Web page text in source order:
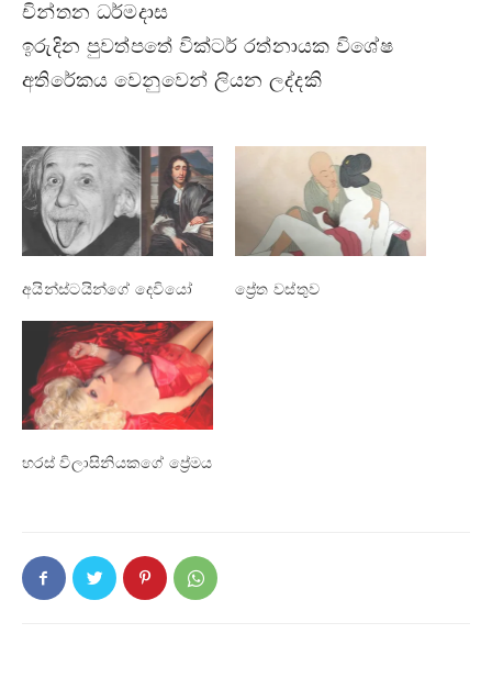
චින්තන ධර්මදාස
ඉරුදින පුවත්පතේ වික්ටර් රත්නායක විශේෂ
අතිරේකය වෙනුවෙන් ලියන ලද්දකි
අයින්ස්ටයින්ගේ දෙවියෝ ප්‍රේත වස්තුව
හරස් විලාසිනියකගේ ප්‍රේමය